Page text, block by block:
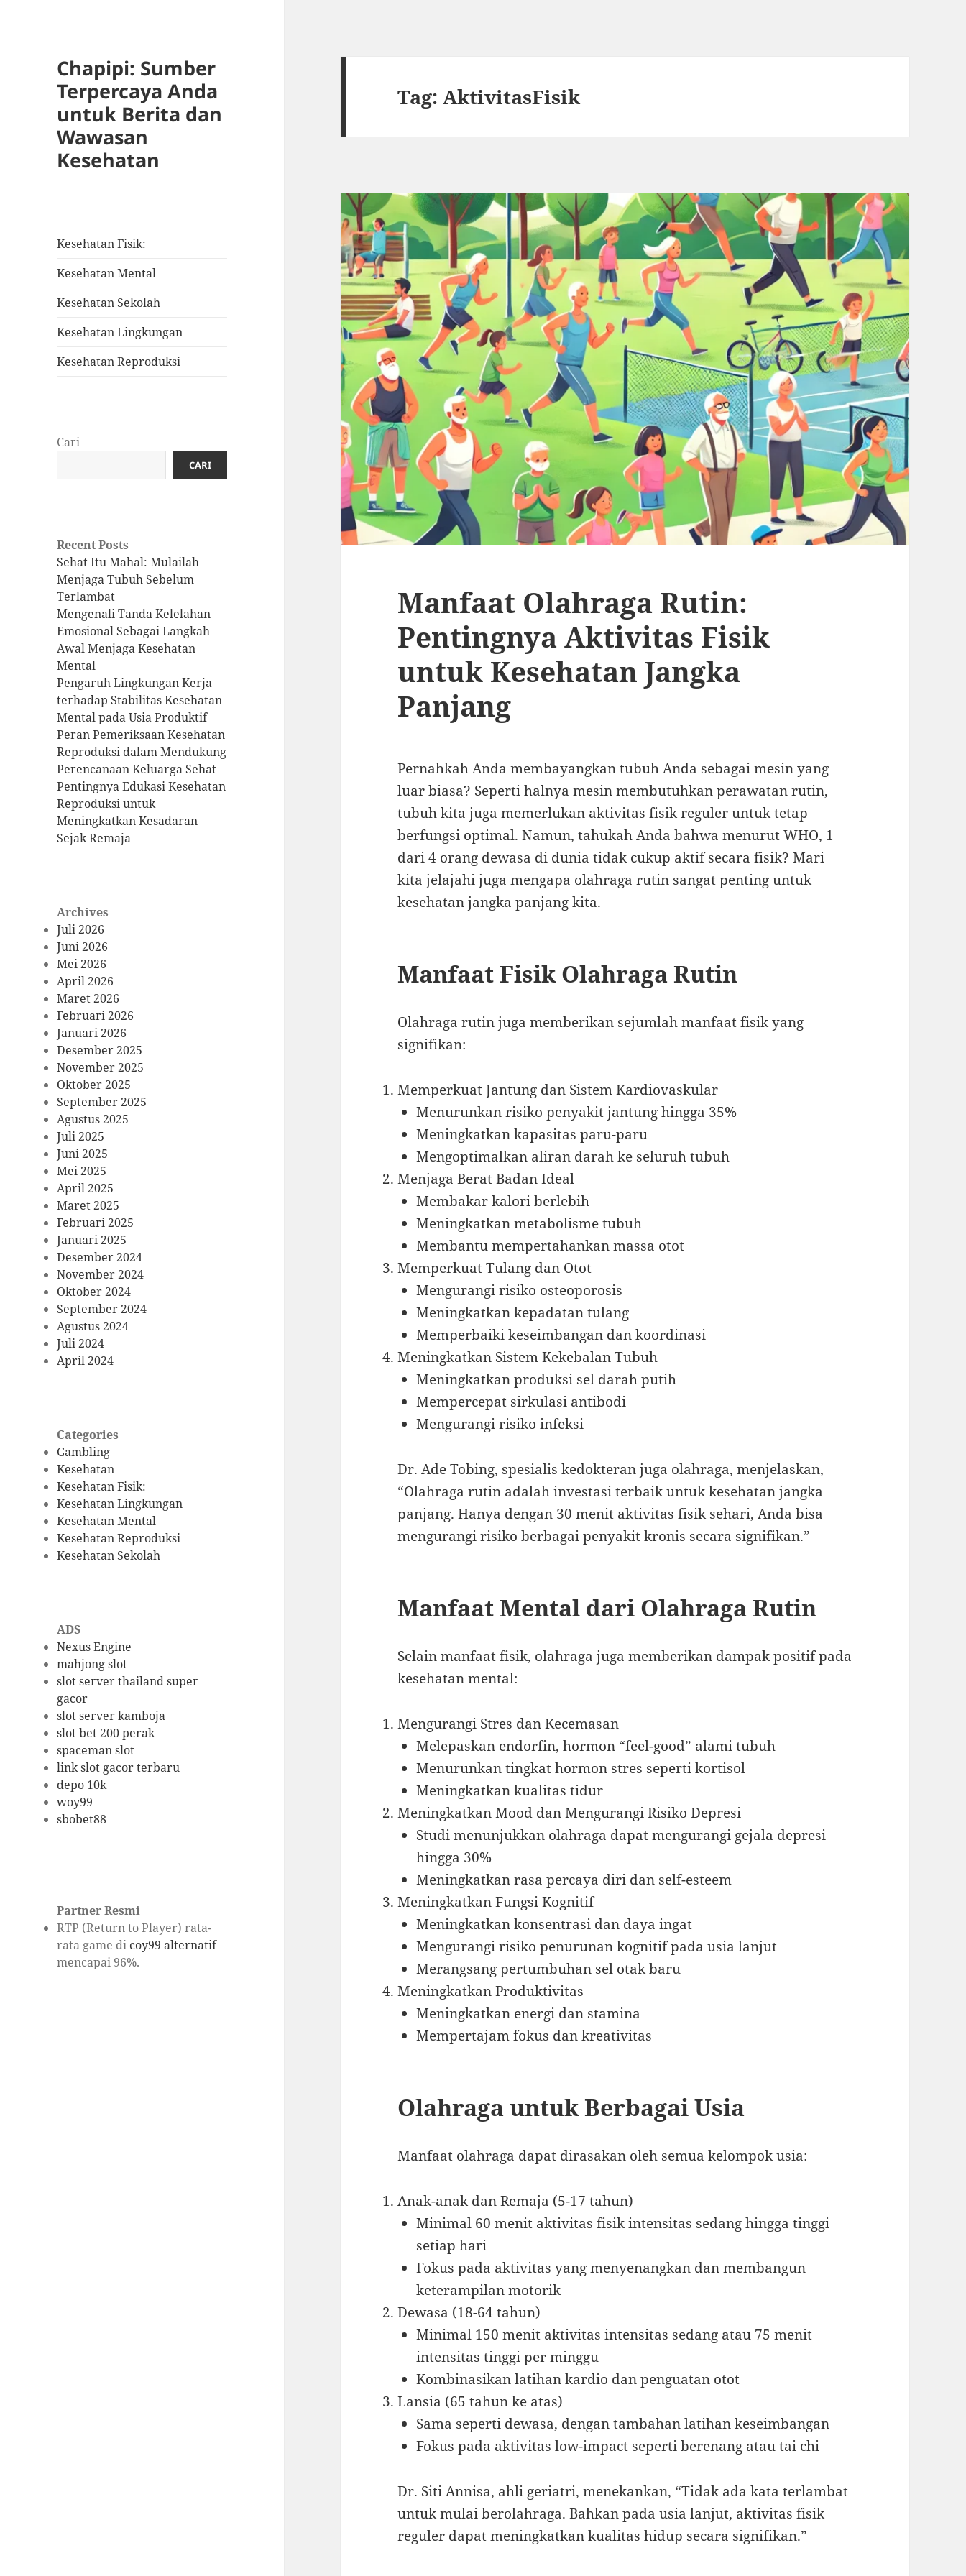
Chapipi: Sumber
Terpercaya Anda
untuk Berita dan
Wawasan
Kesehatan
Kesehatan Fisik:
Kesehatan Mental
Kesehatan Sekolah
Kesehatan Lingkungan
Kesehatan Reproduksi
Cari
CARI
Recent Posts
Sehat Itu Mahal: Mulailah
Menjaga Tubuh Sebelum
Terlambat
Mengenali Tanda Kelelahan
Emosional Sebagai Langkah
Awal Menjaga Kesehatan
Mental
Pengaruh Lingkungan Kerja
terhadap Stabilitas Kesehatan
Mental pada Usia Produktif
Peran Pemeriksaan Kesehatan
Reproduksi dalam Mendukung
Perencanaan Keluarga Sehat
Pentingnya Edukasi Kesehatan
Reproduksi untuk
Meningkatkan Kesadaran
Sejak Remaja
Archives
Juli 2026
Juni 2026
Mei 2026
April 2026
Maret 2026
Februari 2026
Januari 2026
Desember 2025
November 2025
Oktober 2025
September 2025
Agustus 2025
Juli 2025
Juni 2025
Mei 2025
April 2025
Maret 2025
Februari 2025
Januari 2025
Desember 2024
November 2024
Oktober 2024
September 2024
Agustus 2024
Juli 2024
April 2024
Categories
Gambling
Kesehatan
Kesehatan Fisik:
Kesehatan Lingkungan
Kesehatan Mental
Kesehatan Reproduksi
Kesehatan Sekolah
ADS
Nexus Engine
mahjong slot
slot server thailand super
gacor
slot server kamboja
slot bet 200 perak
spaceman slot
link slot gacor terbaru
depo 10k
woy99
sbobet88
Partner Resmi
RTP (Return to Player) rata-
rata game di coy99 alternatif
mencapai 96%.
Tag:AktivitasFisik
Manfaat Olahraga Rutin:
Pentingnya Aktivitas Fisik
untuk Kesehatan Jangka
Panjang
Pernahkah Anda membayangkan tubuh Anda sebagai mesin yang
luar biasa? Seperti halnya mesin membutuhkan perawatan rutin,
tubuh kita juga memerlukan aktivitas fisik reguler untuk tetap
berfungsi optimal. Namun, tahukah Anda bahwa menurut WHO, 1
dari 4 orang dewasa di dunia tidak cukup aktif secara fisik? Mari
kita jelajahi juga mengapa olahraga rutin sangat penting untuk
kesehatan jangka panjang kita.
Manfaat Fisik Olahraga Rutin
Olahraga rutin juga memberikan sejumlah manfaat fisik yang
signifikan:
Memperkuat Jantung dan Sistem Kardiovaskular
Menurunkan risiko penyakit jantung hingga 35%
Meningkatkan kapasitas paru-paru
Mengoptimalkan aliran darah ke seluruh tubuh
Menjaga Berat Badan Ideal
Membakar kalori berlebih
Meningkatkan metabolisme tubuh
Membantu mempertahankan massa otot
Memperkuat Tulang dan Otot
Mengurangi risiko osteoporosis
Meningkatkan kepadatan tulang
Memperbaiki keseimbangan dan koordinasi
Meningkatkan Sistem Kekebalan Tubuh
Meningkatkan produksi sel darah putih
Mempercepat sirkulasi antibodi
Mengurangi risiko infeksi
Dr. Ade Tobing, spesialis kedokteran juga olahraga, menjelaskan,
“Olahraga rutin adalah investasi terbaik untuk kesehatan jangka
panjang. Hanya dengan 30 menit aktivitas fisik sehari, Anda bisa
mengurangi risiko berbagai penyakit kronis secara signifikan.”
Manfaat Mental dari Olahraga Rutin
Selain manfaat fisik, olahraga juga memberikan dampak positif pada
kesehatan mental:
Mengurangi Stres dan Kecemasan
Melepaskan endorfin, hormon “feel-good” alami tubuh
Menurunkan tingkat hormon stres seperti kortisol
Meningkatkan kualitas tidur
Meningkatkan Mood dan Mengurangi Risiko Depresi
Studi menunjukkan olahraga dapat mengurangi gejala depresi
hingga 30%
Meningkatkan rasa percaya diri dan self-esteem
Meningkatkan Fungsi Kognitif
Meningkatkan konsentrasi dan daya ingat
Mengurangi risiko penurunan kognitif pada usia lanjut
Merangsang pertumbuhan sel otak baru
Meningkatkan Produktivitas
Meningkatkan energi dan stamina
Mempertajam fokus dan kreativitas
Olahraga untuk Berbagai Usia
Manfaat olahraga dapat dirasakan oleh semua kelompok usia:
Anak-anak dan Remaja (5-17 tahun)
Minimal 60 menit aktivitas fisik intensitas sedang hingga tinggi
setiap hari
Fokus pada aktivitas yang menyenangkan dan membangun
keterampilan motorik
Dewasa (18-64 tahun)
Minimal 150 menit aktivitas intensitas sedang atau 75 menit
intensitas tinggi per minggu
Kombinasikan latihan kardio dan penguatan otot
Lansia (65 tahun ke atas)
Sama seperti dewasa, dengan tambahan latihan keseimbangan
Fokus pada aktivitas low-impact seperti berenang atau tai chi
Dr. Siti Annisa, ahli geriatri, menekankan, “Tidak ada kata terlambat
untuk mulai berolahraga. Bahkan pada usia lanjut, aktivitas fisik
reguler dapat meningkatkan kualitas hidup secara signifikan.”